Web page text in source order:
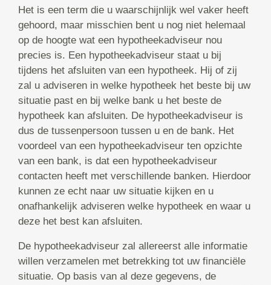
Het is een term die u waarschijnlijk wel vaker heeft
gehoord, maar misschien bent u nog niet helemaal
op de hoogte wat een hypotheekadviseur nou
precies is. Een hypotheekadviseur staat u bij
tijdens het afsluiten van een hypotheek. Hij of zij
zal u adviseren in welke hypotheek het beste bij uw
situatie past en bij welke bank u het beste de
hypotheek kan afsluiten. De hypotheekadviseur is
dus de tussenpersoon tussen u en de bank. Het
voordeel van een hypotheekadviseur ten opzichte
van een bank, is dat een hypotheekadviseur
contacten heeft met verschillende banken. Hierdoor
kunnen ze echt naar uw situatie kijken en u
onafhankelijk adviseren welke hypotheek en waar u
deze het best kan afsluiten.
De hypotheekadviseur zal allereerst alle informatie
willen verzamelen met betrekking tot uw financiële
situatie. Op basis van al deze gegevens, de